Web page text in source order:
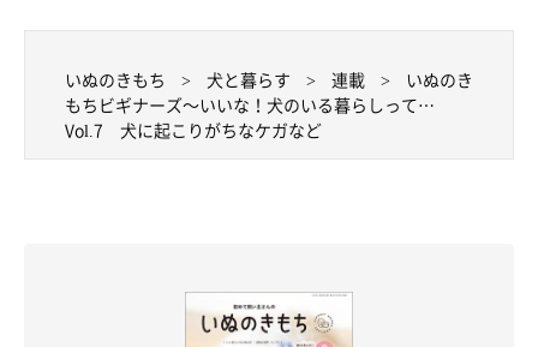
いぬのきもち 犬と暮らす 連載
いぬのき
もちビギナーズ～いいな！犬のいる暮らしって…
Vol.7 犬に起こりがちなケガなど